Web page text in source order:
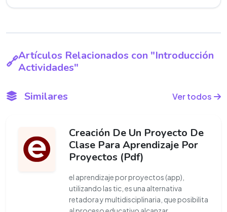
Artículos Relacionados con "Introducción
Actividades"
Similares Ver todos
Creación De Un Proyecto De
Clase Para Aprendizaje Por
Proyectos (Pdf)
el aprendizaje por proyectos (app),
utilizando las tic, es una alternativa
retadora y multidisciplinaria, que posibilita